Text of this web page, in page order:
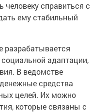
человеку справиться с
ему стабильный
разрабатывается
адаптации,
В ведомстве
средства
целей. Их можно
которые связаны с